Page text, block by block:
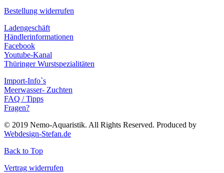
Bestellung widerrufen
Ladengeschäft
Händlerinformationen
Facebook
Youtube-Kanal
Thüringer Wurstspezialitäten
Import-Info`s
Meerwasser- Zuchten
FAQ / Tipps
Fragen?
© 2019 Nemo-Aquaristik. All Rights Reserved. Produced by
Webdesign-Stefan.de
Back to Top
Vertrag widerrufen